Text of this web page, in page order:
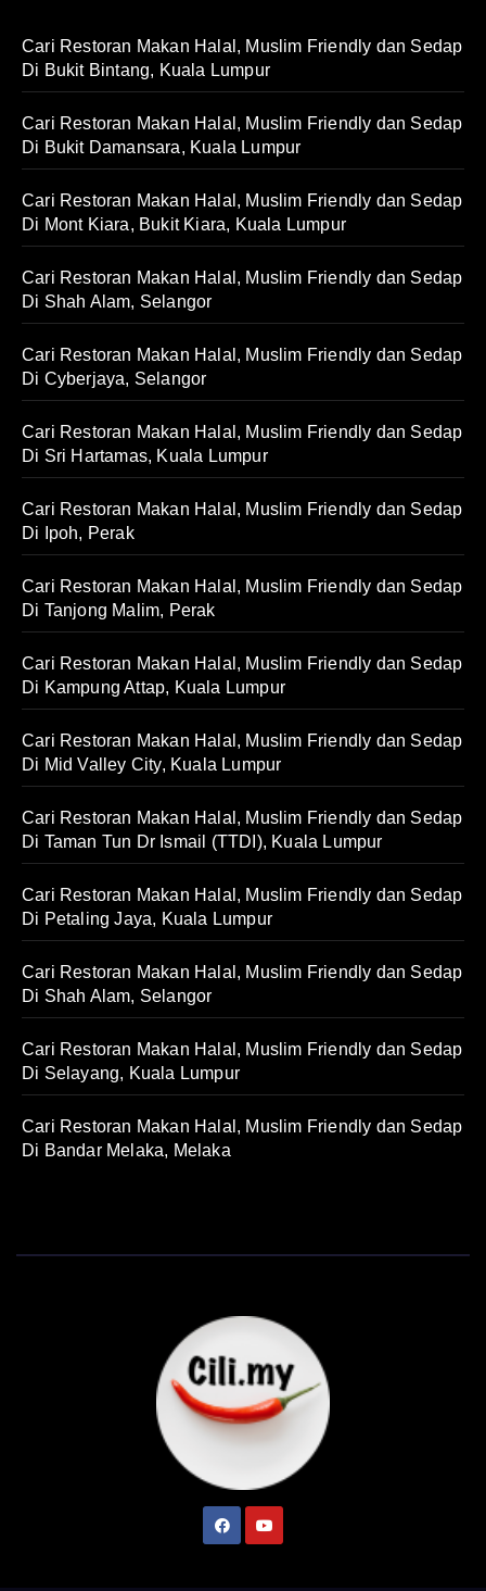
Cari Restoran Makan Halal, Muslim Friendly dan Sedap
Di Bukit Bintang, Kuala Lumpur
Cari Restoran Makan Halal, Muslim Friendly dan Sedap
Di Bukit Damansara, Kuala Lumpur
Cari Restoran Makan Halal, Muslim Friendly dan Sedap
Di Mont Kiara, Bukit Kiara, Kuala Lumpur
Cari Restoran Makan Halal, Muslim Friendly dan Sedap
Di Shah Alam, Selangor
Cari Restoran Makan Halal, Muslim Friendly dan Sedap
Di Cyberjaya, Selangor
Cari Restoran Makan Halal, Muslim Friendly dan Sedap
Di Sri Hartamas, Kuala Lumpur
Cari Restoran Makan Halal, Muslim Friendly dan Sedap
Di Ipoh, Perak
Cari Restoran Makan Halal, Muslim Friendly dan Sedap
Di Tanjong Malim, Perak
Cari Restoran Makan Halal, Muslim Friendly dan Sedap
Di Kampung Attap, Kuala Lumpur
Cari Restoran Makan Halal, Muslim Friendly dan Sedap
Di Mid Valley City, Kuala Lumpur
Cari Restoran Makan Halal, Muslim Friendly dan Sedap
Di Taman Tun Dr Ismail (TTDI), Kuala Lumpur
Cari Restoran Makan Halal, Muslim Friendly dan Sedap
Di Petaling Jaya, Kuala Lumpur
Cari Restoran Makan Halal, Muslim Friendly dan Sedap
Di Shah Alam, Selangor
Cari Restoran Makan Halal, Muslim Friendly dan Sedap
Di Selayang, Kuala Lumpur
Cari Restoran Makan Halal, Muslim Friendly dan Sedap
Di Bandar Melaka, Melaka